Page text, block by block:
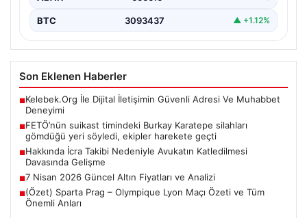
BTC 3093437 ▲ +1.12%
Son Eklenen Haberler
■Kelebek.Org İle Dijital İletişimin Güvenli Adresi Ve Muhabbet
Deneyimi
■FETÖ’nün suikast timindeki Burkay Karatepe silahları
gömdüğü yeri söyledi, ekipler harekete geçti
■Hakkında İcra Takibi Nedeniyle Avukatın Katledilmesi
Davasında Gelişme
■7 Nisan 2026 Güncel Altın Fiyatları ve Analizi
■(Özet) Sparta Prag – Olympique Lyon Maçı Özeti ve Tüm
Önemli Anları